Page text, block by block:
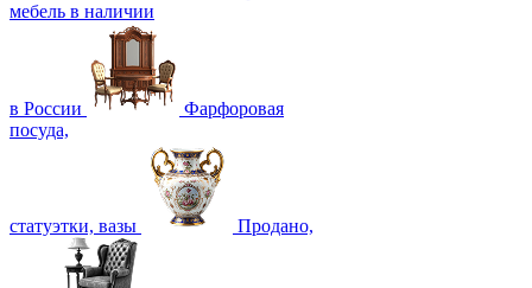
мебель в наличии
в России
Фарфоровая
посуда,
статуэтки, вазы Продано,